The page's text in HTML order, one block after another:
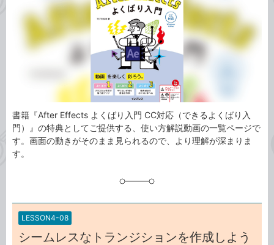
リ
グ
書籍『After Effects よくばり入門 CC対応（できるよくばり入
門）』の特典としてご提供する、使い方解説動画の一覧ページで
す。画面の動きがそのまま見られるので、より理解が深まりま
す。
LESSON4-08
シームレスなトランジションを作成しよう